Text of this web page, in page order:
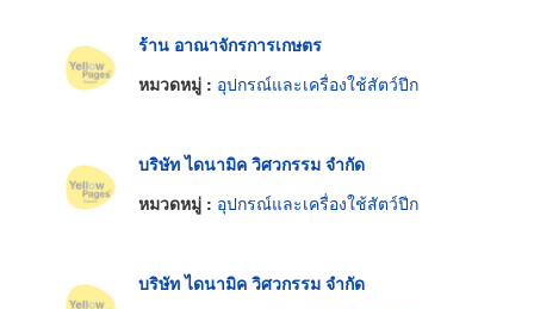
ร้าน อาณาจักรการเกษตร
หมวดหมู่ : อุปกรณ์และเครื่องใช้สัตว์ปีก
บริษัท ไดนามิค วิศวกรรม จำกัด
หมวดหมู่ : อุปกรณ์และเครื่องใช้สัตว์ปีก
บริษัท ไดนามิค วิศวกรรม จำกัด